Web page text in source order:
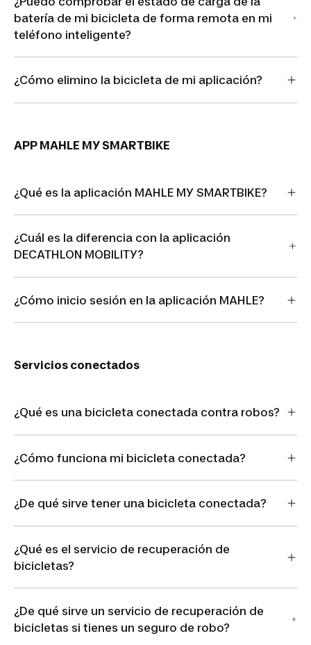
batería de mi bicicleta de forma remota en mi
teléfono inteligente?
¿Cómo elimino la bicicleta de mi aplicación?
APP MAHLE MY SMARTBIKE
¿Qué es la aplicación MAHLE MY SMARTBIKE?
¿Cuál es la diferencia con la aplicación
DECATHLON MOBILITY?
¿Cómo inicio sesión en la aplicación MAHLE?
Servicios conectados
¿Qué es una bicicleta conectada contra robos?
¿Cómo funciona mi bicicleta conectada?
¿De qué sirve tener una bicicleta conectada?
¿Qué es el servicio de recuperación de
bicicletas?
¿De qué sirve un servicio de recuperación de
bicicletas si tienes un seguro de robo?